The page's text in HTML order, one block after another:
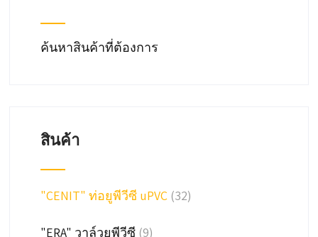
ค้นหาสินค้าที่ต้องการ
สินค้า
"CENIT" ท่อยูพีวีซี uPVC (32)
"ERA" วาล์วยูพีวีซี (9)